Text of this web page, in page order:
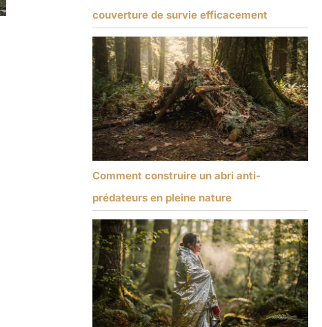
couverture de survie efficacement
Comment construire un abri anti-
prédateurs en pleine nature